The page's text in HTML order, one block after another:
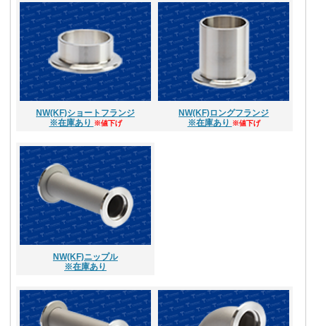
NW(KF)ショートフランジ
※在庫あり ※値下げ
NW(KF)ロングフランジ
※在庫あり ※値下げ
NW(KF)ニップル
※在庫あり